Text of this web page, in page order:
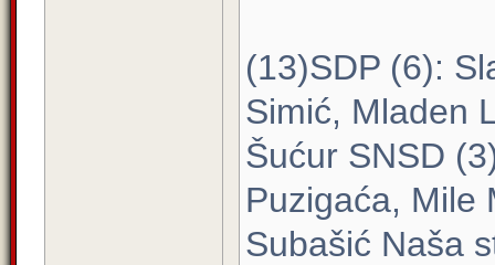
(13)SDP (6):
Simić, Mladen
Šućur SNSD
Puzigaća, Mile
Subašić Naša